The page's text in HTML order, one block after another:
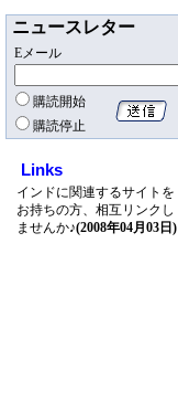
ニュースレター
Eメール
購読開始
購読停止
Links
インドに関連するサイトを
お持ちの方、相互リンクし
ませんか♪(2008年04月03日)